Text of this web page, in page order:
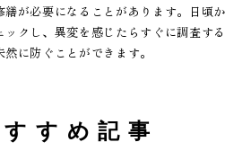
が必要になることがあります。日頃か
ックし、異変を感じたらすぐに調査する
に防ぐことができます。
すめ記事